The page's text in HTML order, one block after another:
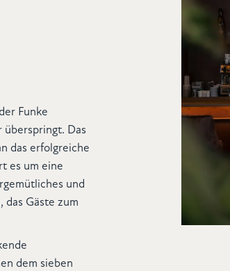
Funke
Das
das erfolgreiche
es um eine
und
das Gäste zum
dem sieben